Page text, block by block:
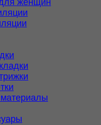
женщин